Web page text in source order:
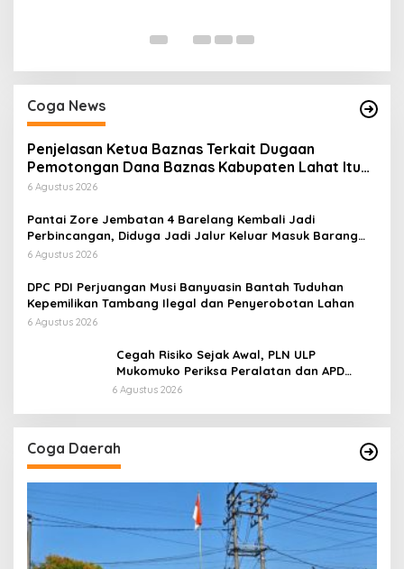
Coga News
Penjelasan Ketua Baznas Terkait Dugaan
Pemotongan Dana Baznas Kabupaten Lahat Itu
Tidak Benar
6 Agustus 2026
Pantai Zore Jembatan 4 Barelang Kembali Jadi
Perbincangan, Diduga Jadi Jalur Keluar Masuk Barang
Tanpa Dokumen Kepabeanan, Nama Berinisial WL
di Kawasan Pesisir
6 Agustus 2026
DPC PDI Perjuangan Musi Banyuasin Bantah Tuduhan
Kepemilikan Tambang Ilegal dan Penyerobotan Lahan
6 Agustus 2026
Cegah Risiko Sejak Awal, PLN ULP
Mukomuko Periksa Peralatan dan APD
Petugas secara Rutin
6 Agustus 2026
Coga Daerah